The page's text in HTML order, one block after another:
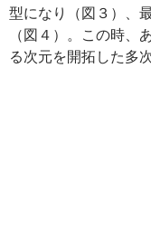
型になり（図３）、
（図４）。この時、
る次元を開拓した多